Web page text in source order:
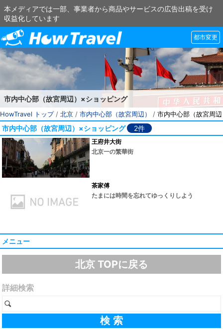
本メディアでは一部、事業者から商品やサービスの広告出稿を受け
収益化しています
都市変更
市内中心部（故宮周辺）×ショッピング
HowTravel トップ/ 北京 / 市内中心部（故宮周辺） / 市内中心部（故宮周
市内中心部（故宮周辺）×ショッピング 2件
王府井大街
北京一の繁華街
茶家傅
たまには時間を忘れてゆっくりしよう
メニュー
北京 TOPに戻る
詳細検索